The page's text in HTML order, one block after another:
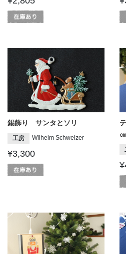
錫飾り サンタとソリ
工房 Wilhelm Schweizer
¥3,300
㎝